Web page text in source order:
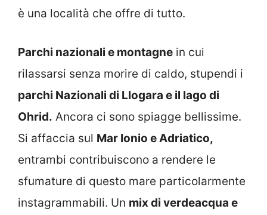
è una località che offre di tutto.
Parchi nazionali e montagne in cui
rilassarsi senza morire di caldo, stupendi i
parchi Nazionali di Llogara e il lago di
Ohrid. Ancora ci sono spiagge bellissime.
Si affaccia sul Mar Ionio e Adriatico,
entrambi contribuiscono a rendere le
sfumature di questo mare particolarmente
instagrammabili. Un mix di verdeacqua e